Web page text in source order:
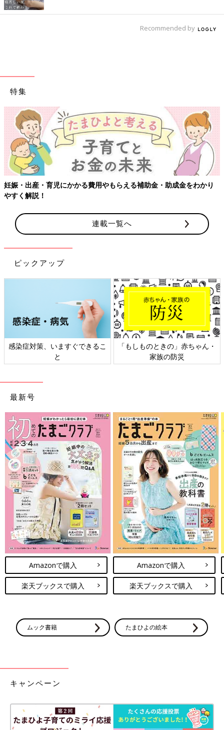
Recommended by
特集
【ワクチン接種できるものも】妊婦の感染症対策、知っておいて！
連載一覧へ
ピックアップ
日本外来小児科学会リーフレッ
ト検討会
六星占術 細木かおりさんの人生
相談
最新号
Amazonで購入
楽天ブックスで購入
Amazonで購入
楽天ブックスで購入
ムック書籍 たまひよの絵本
キャンペーン